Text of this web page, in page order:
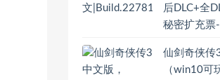
后DLC+全
秘密扩充票
仙剑奇侠传
（win10可